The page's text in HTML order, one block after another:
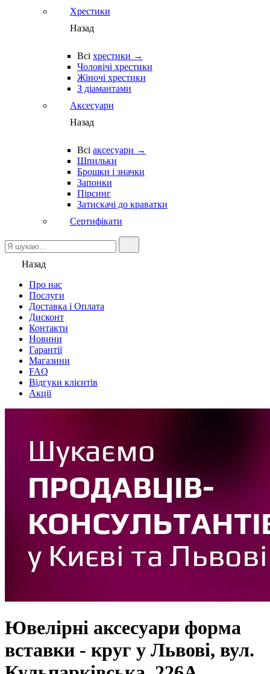
Хрестики
Назад
Всі хрестики →
Чоловічі хрестики
Жіночі хрестики
З діамантами
Аксесуари
Назад
Всі аксесуари →
Шпильки
Брошки і значки
Запонки
Пірсинг
Затискачі до краватки
Сертифікати
Назад
Про нас
Послуги
Доставка і Оплата
Дисконт
Контакти
Новини
Гарантії
Магазини
FAQ
Відгуки клієнтів
Акції
Ювелірні аксесуари форма
вставки - круг у Львові, вул.